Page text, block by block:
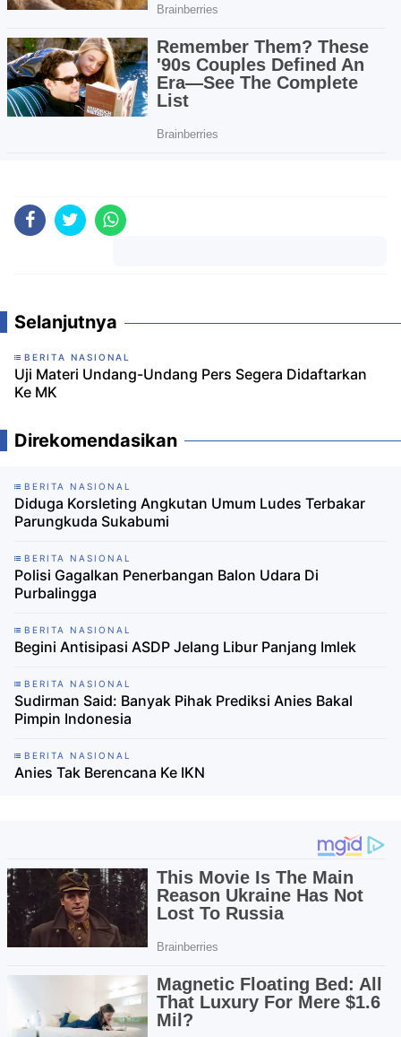
Selanjutnya
BERITA NASIONAL
Uji Materi Undang-Undang Pers Segera Didaftarkan
Ke MK
Direkomendasikan
BERITA NASIONAL
Diduga Korsleting Angkutan Umum Ludes Terbakar
Parungkuda Sukabumi
BERITA NASIONAL
Polisi Gagalkan Penerbangan Balon Udara Di
Purbalingga
BERITA NASIONAL
Begini Antisipasi ASDP Jelang Libur Panjang Imlek
BERITA NASIONAL
Sudirman Said: Banyak Pihak Prediksi Anies Bakal
Pimpin Indonesia
BERITA NASIONAL
Anies Tak Berencana Ke IKN